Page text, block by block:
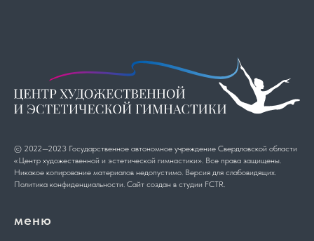
© 2022—2023 Государственное автономное учреждение Свердловской области
«Центр художественной и эстетической гимнастики». Все права защищены.
Никакое копирование материалов недопустимо. Версия для слабовидящих.
Политика конфиденциальности. Сайт создан в студии FCTR.
меню